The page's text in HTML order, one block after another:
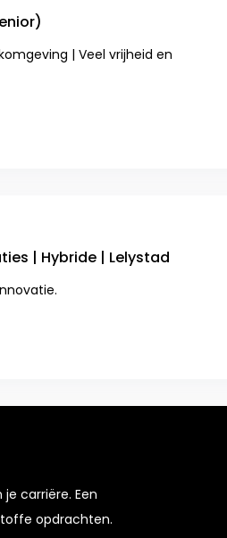
| Veel vrijheid en
| Hybride | Lelystad
carriëre. Een
opdrachten.